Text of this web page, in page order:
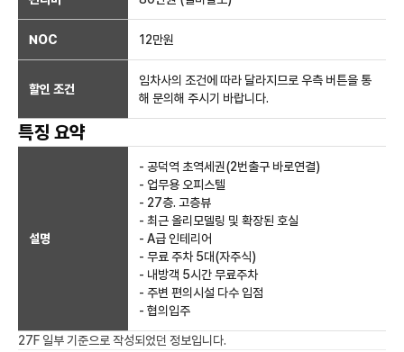
NOC 12만원
할인 조건
임차사의 조건에 따라 달라지므로 우측 버튼을 통
해 문의해 주시기 바랍니다.
특징 요약
설명
- 공덕역 초역세권(2번출구 바로연결)
- 업무용 오피스텔
- 27층. 고층뷰
- 최근 올리모델링 및 확장된 호실
- A급 인테리어
- 무료 주차 5대(자주식)
- 내방객 5시간 무료주차
- 주변 편의시설 다수 입점
- 협의입주
27F 일부 기준으로 작성되었던 정보입니다.